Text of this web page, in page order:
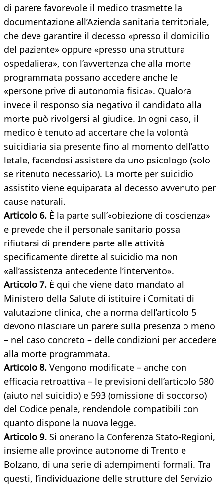
di parere favorevole il medico trasmette la
documentazione all’Azienda sanitaria territoriale,
che deve garantire il decesso «presso il domicilio
del paziente» oppure «presso una struttura
ospedaliera», con l’avvertenza che alla morte
programmata possano accedere anche le
«persone prive di autonomia fisica». Qualora
invece il responso sia negativo il candidato alla
morte può rivolgersi al giudice. In ogni caso, il
medico è tenuto ad accertare che la volontà
suicidiaria sia presente fino al momento dell’atto
letale, facendosi assistere da uno psicologo (solo
se ritenuto necessario). La morte per suicidio
assistito viene equiparata al decesso avvenuto per
cause naturali.
Articolo 6. È la parte sull’«obiezione di coscienza»
e prevede che il personale sanitario possa
rifiutarsi di prendere parte alle attività
specificamente dirette al suicidio ma non
«all’assistenza antecedente l’intervento».
Articolo 7. È qui che viene dato mandato al
Ministero della Salute di istituire i Comitati di
valutazione clinica, che a norma dell’articolo 5
devono rilasciare un parere sulla presenza o meno
– nel caso concreto – delle condizioni per accedere
alla morte programmata.
Articolo 8. Vengono modificate – anche con
efficacia retroattiva – le previsioni dell’articolo 580
(aiuto nel suicidio) e 593 (omissione di soccorso)
del Codice penale, rendendole compatibili con
quanto dispone la nuova legge.
Articolo 9. Si onerano la Conferenza Stato-Regioni,
insieme alle province autonome di Trento e
Bolzano, di una serie di adempimenti formali. Tra
questi, l’individuazione delle strutture del Servizio